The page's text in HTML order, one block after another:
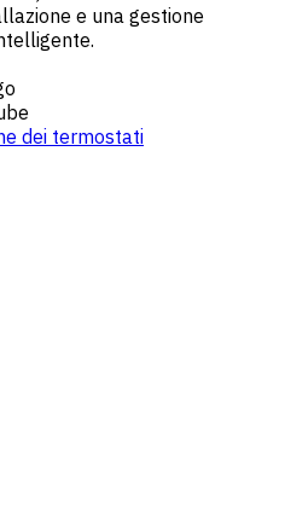
e una gestione
dei termostati